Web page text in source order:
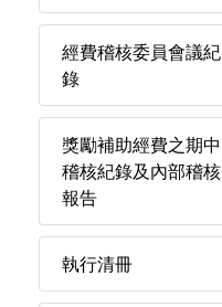
經費稽核委員會議紀
錄
獎勵補助經費之期中
稽核紀錄及內部稽核
報告
執行清冊